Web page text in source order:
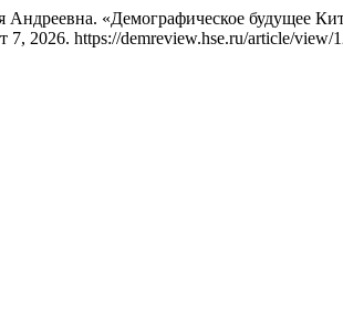
Андреевна. «Демографическое будущее
7, 2026. https://demreview.hse.ru/article/view/